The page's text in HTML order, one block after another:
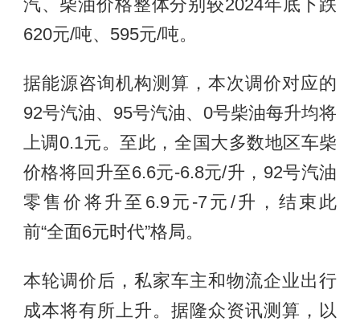
汽、柴油价格整体分别较2024年底下跌
620元/吨、595元/吨。
据能源咨询机构测算，本次调价对应的
92号汽油、95号汽油、0号柴油每升均将
上调0.1元。至此，全国大多数地区车柴
价格将回升至6.6元-6.8元/升，92号汽油
零售价将升至6.9元-7元/升，结束此
前“全面6元时代”格局。
本轮调价后，私家车主和物流企业出行
成本将有所上升。据隆众资讯测算，以